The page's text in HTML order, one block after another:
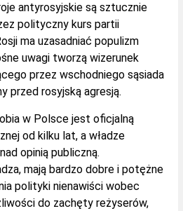
antyrosyjskie są sztucznie
polityczny kurs partii
ma uzasadniać populizm
uwagi tworzą wizerunek
przez wschodniego sąsiada
przed rosyjską agresją.
w Polsce jest oficjalną
od kilku lat, a władze
opinią publiczną.
mają bardzo dobre i potężne
polityki nienawiści wobec
do zachęty reżyserów,